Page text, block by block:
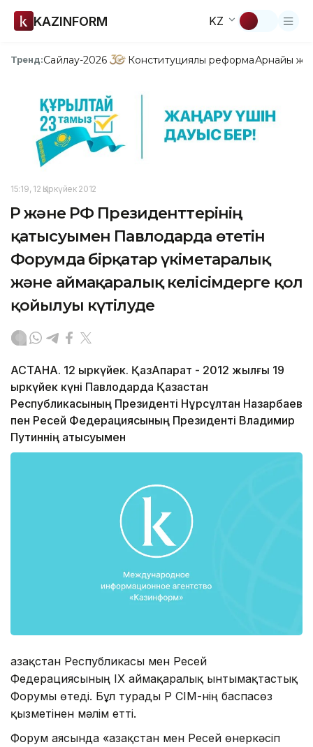
KAZINFORM KZ
Тренд:Сайлау-2026 Конституциялық реформаАрнайы
15:19, 12 Қыркүйек 2012
ҚР және РФ Президенттерінің
қатысуымен Павлодарда өтетін
Форумда бірқатар үкіметаралық
және аймақаралық келісімдерге қол
қойылуы күтілуде
АСТАНА. 12 қыркүйек. ҚазАқпарат - 2012 жылғы 19
қыркүйек күні Павлодарда Қазақстан
Республикасының Президенті Нұрсұлтан Назарбаев
пен Ресей Федерациясының Президенті Владимир
Путиннің қатысуымен
Қазақстан Республикасы мен Ресей
Федерациясының IX аймақаралық ынтымақтастық
Форумы өтеді. Бұл турады ҚР СІМ-нің баспасөз
қызметінен мәлім етті.
Форум аясында «Қазақстан мен Ресей өнеркәсіп